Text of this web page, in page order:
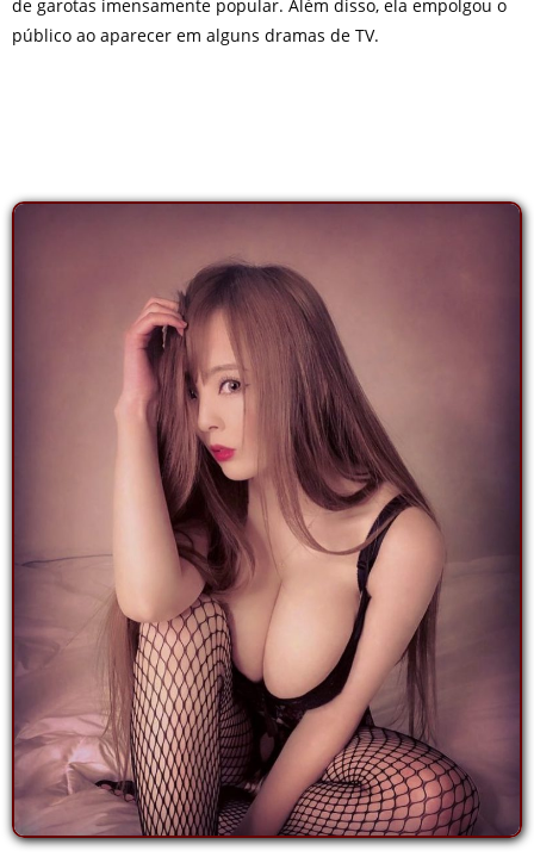
de garotas imensamente popular. Além disso, ela empolgou o
público ao aparecer em alguns dramas de TV.